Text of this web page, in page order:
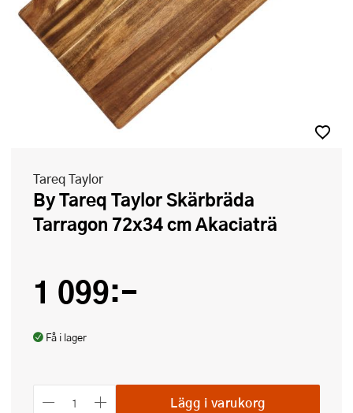
Tareq Taylor
By Tareq Taylor Skärbräda
Tarragon 72x34 cm Akaciaträ
1 099:-
Få i lager
Lägg i varukorg